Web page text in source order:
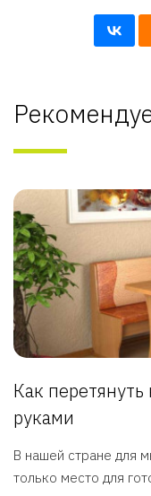
Как
руками
В нашей стране для
только место для